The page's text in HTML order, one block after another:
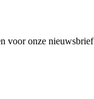
voor onze nieuwsbrief